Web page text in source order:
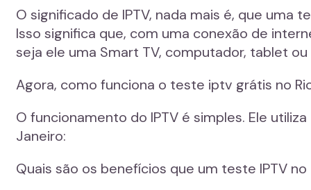
O significado de IPTV, nada mais é, que
Isso significa que, com uma conexão de
seja ele uma Smart TV, computador, tablet
Agora, como funciona o teste iptv grátis no
O funcionamento do IPTV é simples. Ele
Janeiro:
Quais são os benefícios que um teste IPTV